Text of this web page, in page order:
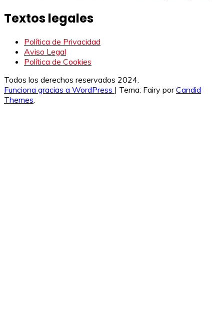
Textos legales
Política de Privacidad
Aviso Legal
Política de Cookies
Todos los derechos reservados 2024.
Funciona gracias a WordPress | Tema: Fairy porCandid
Themes.